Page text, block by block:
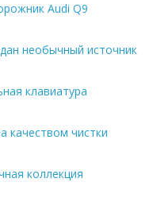
Audi Q9
необычный источник
клавиатура
качеством чистки
коллекция